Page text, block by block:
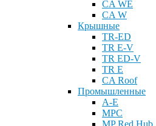
CA WE
CA W
Крышные
TR-ED
TR E-V
TR ED-V
TR E
CA Roof
Промышленные
A-E
MPC
MP Red Hub